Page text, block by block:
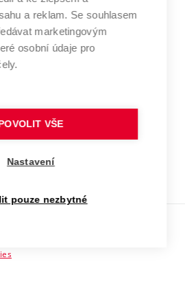
fondů
V BRNĚ
a reklam. Se souhlasem
marketingovým
osobní údaje pro
POVOLIT VŠE
Nastavení
pouze nezbytné